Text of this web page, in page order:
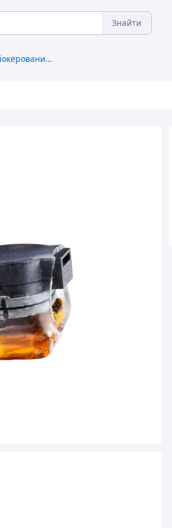
Знайти
Комплектуючі для радіокерованих іграшок та моделей